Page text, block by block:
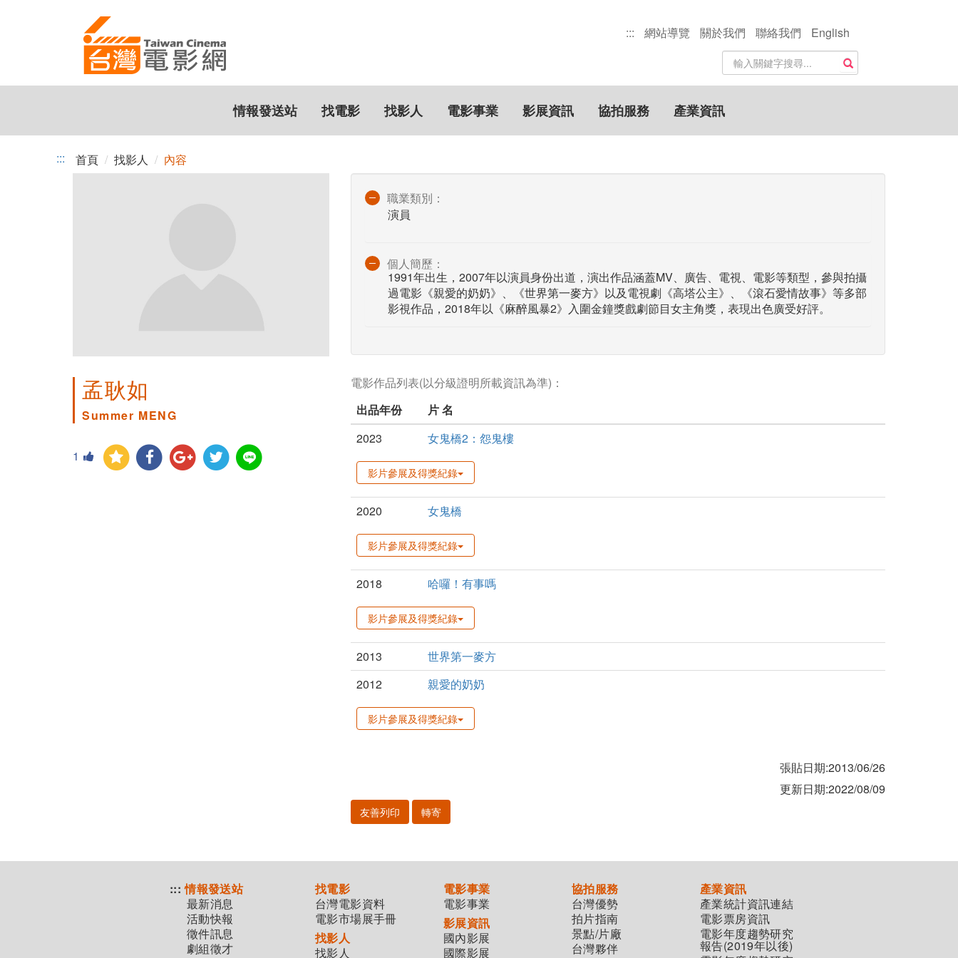
::: 網站導覽 關於我們 聯絡我們
English
站
內
搜
尋
關
鍵
搜尋
情報發送站 找電影 找影人 電影事業 影展資訊 協拍服務 產業資訊
::: 首頁 找影人 內容
孟耿如
Summer MENG
1
職業類別：
演員
個人簡歷：
1991年出生，2007年以演員身份出道，演出作品涵蓋MV、廣告、電視、電影等類型，參與拍攝
過電影《親愛的奶奶》、《世界第一麥方》以及電視劇《高塔公主》、《滾石愛情故事》等多部
影視作品，2018年以《麻醉風暴2》入圍金鐘獎戲劇節目女主角獎，表現出色廣受好評。
電影作品列表(以分級證明所載資訊為準)：
出品年份
片 名
2023
女鬼橋2：怨鬼樓
影片參展及得獎紀錄
2020 女鬼橋
影片參展及得獎紀錄
2018 哈囉！有事嗎
影片參展及得獎紀錄
2013
世界第一麥方
2012
親愛的奶奶
影片參展及得獎紀錄
張貼日期:2013/06/26
更新日期:2022/08/09
友善列印 轉寄
::: 情報發送站
最新消息
活動快報
徵件訊息
劇組徵才
找電影
台灣電影資料
電影市場展手冊
找影人
找影人
電影事業
電影事業
影展資訊
國內影展
國際影展
協拍服務
台灣優勢
拍片指南
景點/片廠
台灣夥伴
產業資訊
產業統計資訊連結
電影票房資訊
電影年度趨勢研究
報告(2019年以後)